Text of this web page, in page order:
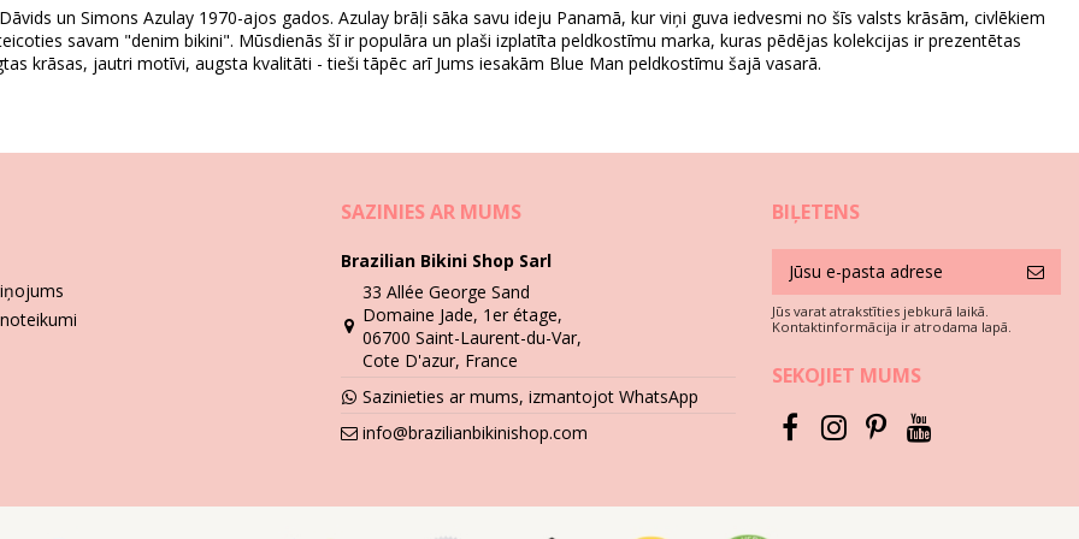
iekļauti)
Mazgāšanas un kopšanas pamācība
Army Romeo Preto
Ja tā ir, jums jāapgūst, kā par to atbilstoši rūpēties. Tam jābūt izgatavotam no laba auduma, lai bikini komplekts kalpotu ilgāk par
vēlaties apsēsties vai atlaisties. Tieša saskarsme ar tādām virsmām kā betons, akmens (piem., peldbaseina asie stūri) vai koks
nav sālsūdens. Ieteicams mazgāt ar rokām. Nekad neizmantojiet spēcīgus tīrīšanas līdzekļus, piemēram, traipu izņemšanas
un Simons Azulay 1970-ajos gados. Azulay brāļi sāka savu ideju Panamā, kur viņi guva iedvesmi no šīs valsts krāsām, civlēkiem
savam "denim bikini". Mūsdienās šī ir populāra un plaši izplatīta peldkostīmu marka, kuras pēdējas kolekcijas ir prezentētas
krāsas, jautri motīvi, augsta kvalitāti - tieši tāpēc arī Jums iesakām Blue Man peldkostīmu šajā vasarā.
SAZINIES AR MUMS
Brazilian Bikini Shop Sarl
33 Allée George Sand
Domaine Jade, 1er étage,
06700 Saint-Laurent-du-Var,
Cote D'azur, France
Sazinieties ar mums, izmantojot WhatsApp
info@brazilianbikinishop.com
BIĻETENS
Jūs varat atrakstīties jebkurā laikā.
Kontaktinformācija ir atrodama lapā.
SEKOJIET MUMS